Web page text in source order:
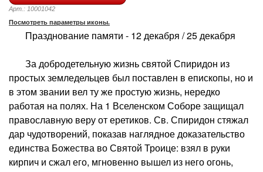
Арт.: 10001042
Посмотреть параметры иконы.
Празднование памяти - 12 декабря / 25 декабря
За добродетельную жизнь святой Спиридон из
простых земледельцев был поставлен в епископы, но и
в этом звании вел ту же простую жизнь, нередко
работая на полях. На 1 Вселенском Соборе защищал
православную веру от еретиков. Св. Спиридон стяжал
дар чудотворений, показав наглядное доказательство
единства Божества во Святой Троице: взял в руки
кирпич и сжал его, мгновенно вышел из него огонь,